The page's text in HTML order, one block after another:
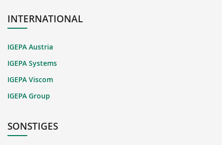
INTERNATIONAL
IGEPA Austria
IGEPA Systems
IGEPA Viscom
IGEPA Group
SONSTIGES